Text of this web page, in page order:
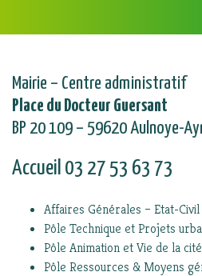
Mairie – Centre administratif
Place du Docteur Guersant
BP 20 109 – 59620 Aulnoye-
Accueil 03 27 53 63 73
Affaires Générales – Etat-
Pôle Technique et Projets
Pôle Animation et Vie de la
Pôle Ressources & Moyens